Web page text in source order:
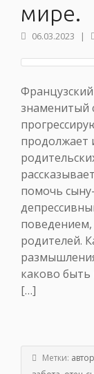
мире.
06.03.2023 |
знаменитый
продолжает
помочь
родителей.
каково
[…]
Метки: